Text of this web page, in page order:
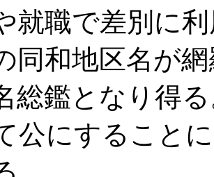
就職で差別に
同和地区名が
総鑑となり得
公にすること